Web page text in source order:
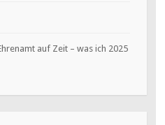
auf Zeit – was ich 2025